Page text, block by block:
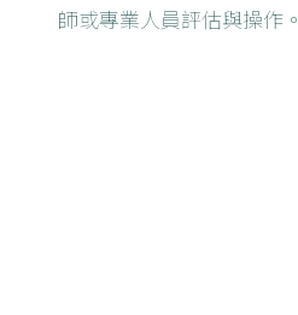
師或專業人員評估與操作。